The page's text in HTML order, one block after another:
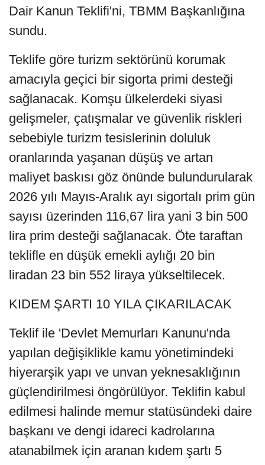
Dair Kanun Teklifi'ni, TBMM Başkanlığına
sundu.
Teklife göre turizm sektörünü korumak
amacıyla geçici bir sigorta primi desteği
sağlanacak. Komşu ülkelerdeki siyasi
gelişmeler, çatışmalar ve güvenlik riskleri
sebebiyle turizm tesislerinin doluluk
oranlarında yaşanan düşüş ve artan
maliyet baskısı göz önünde bulundurularak
2026 yılı Mayıs-Aralık ayı sigortalı prim gün
sayısı üzerinden 116,67 lira yani 3 bin 500
lira prim desteği sağlanacak. Öte taraftan
teklifle en düşük emekli aylığı 20 bin
liradan 23 bin 552 liraya yükseltilecek.
KIDEM ŞARTI 10 YILA ÇIKARILACAK
Teklif ile 'Devlet Memurları Kanunu'nda
yapılan değişiklikle kamu yönetimindeki
hiyerarşik yapı ve unvan yeknesaklığının
güçlendirilmesi öngörülüyor. Teklifin kabul
edilmesi halinde memur statüsündeki daire
başkanı ve dengi idareci kadrolarına
atanabilmek için aranan kıdem şartı 5